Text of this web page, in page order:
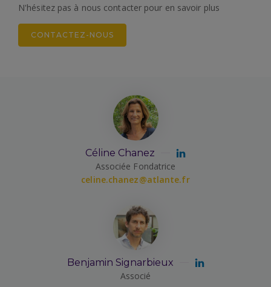
N'hésitez pas à nous contacter pour en savoir plus
CONTACTEZ-NOUS
Céline Chanez
Associée Fondatrice
celine.chanez@atlante.fr
Benjamin Signarbieux
Associé